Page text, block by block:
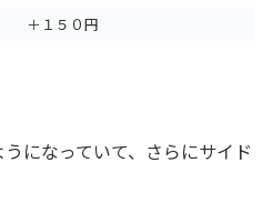
＋１５０円
になっていて、さらにサイド